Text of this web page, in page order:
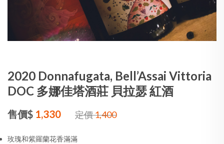
2020 Donnafugata, Bell’Assai Vittoria
DOC 多娜佳塔酒莊 貝拉瑟 紅酒
售價$ 1,330 定價1,400
玫瑰和紫羅蘭花香滿滿